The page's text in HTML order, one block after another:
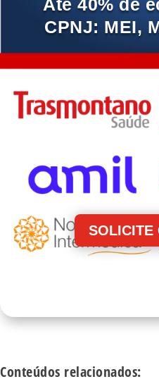
Até 40% de
CPNJ: MEI,
SOLICITE
Conteúdos relacionados: